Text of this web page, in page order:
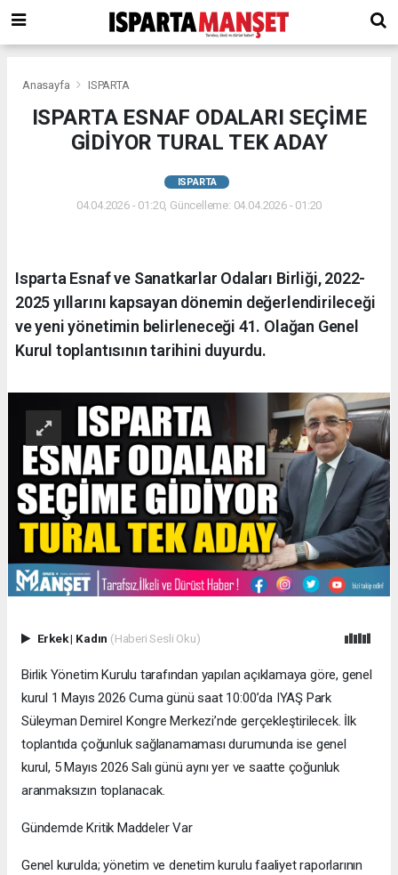
Anasayfa ISPARTA
ISPARTA ESNAF ODALARI SEÇİME
GİDİYOR TURAL TEK ADAY
ISPARTA
04.04.2026 - 01:20, Güncelleme: 04.04.2026 - 01:20
​Isparta Esnaf ve Sanatkarlar Odaları Birliği, 2022-
2025 yıllarını kapsayan dönemin değerlendirileceği
ve yeni yönetimin belirleneceği 41. Olağan Genel
Kurul toplantısının tarihini duyurdu.
Erkek| Kadın (Haberi Sesli Oku)
​Birlik Yönetim Kurulu tarafından yapılan açıklamaya göre, genel
kurul 1 Mayıs 2026 Cuma günü saat 10:00’da IYAŞ Park
Süleyman Demirel Kongre Merkezi’nde gerçekleştirilecek. İlk
toplantıda çoğunluk sağlanamaması durumunda ise genel
kurul, 5 Mayıs 2026 Salı günü aynı yer ve saatte çoğunluk
aranmaksızın toplanacak.
​Gündemde Kritik Maddeler Var
Genel kurulda; yönetim ve denetim kurulu faaliyet raporlarının